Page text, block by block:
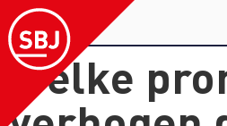
Welke